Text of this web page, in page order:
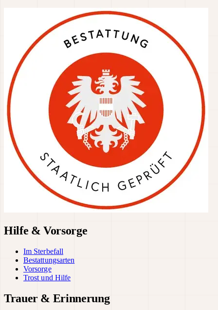
Hilfe & Vorsorge
Im Sterbefall
Bestattungsarten
Vorsorge
Trost und Hilfe
Trauer & Erinnerung